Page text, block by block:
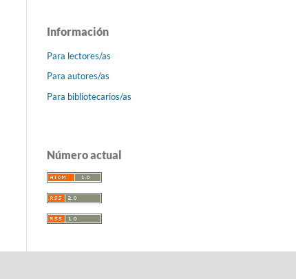
Información
Para lectores/as
Para autores/as
Para bibliotecarios/as
Número actual